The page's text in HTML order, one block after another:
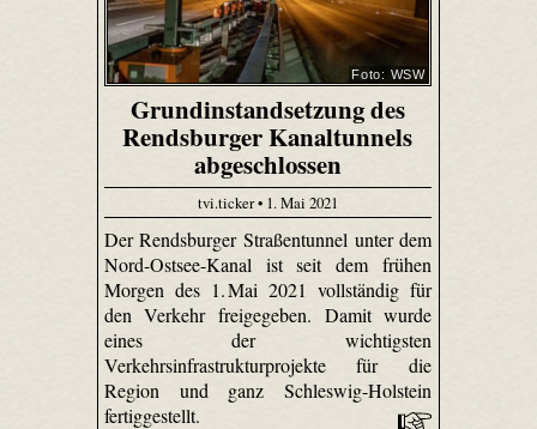
Foto: WSW
Grundinstandsetzung des
Rendsburger Kanaltunnels
abgeschlossen
tvi.ticker • 1. Mai 2021
Der Rendsburger Straßentunnel unter dem
Nord-Ostsee-Kanal ist seit dem frühen
Morgen des 1. Mai 2021 vollständig für
den Verkehr freigegeben. Damit wurde
eines der wichtigsten
Verkehrsinfrastrukturprojekte für die
Region und ganz Schleswig-Holstein
fertiggestellt.